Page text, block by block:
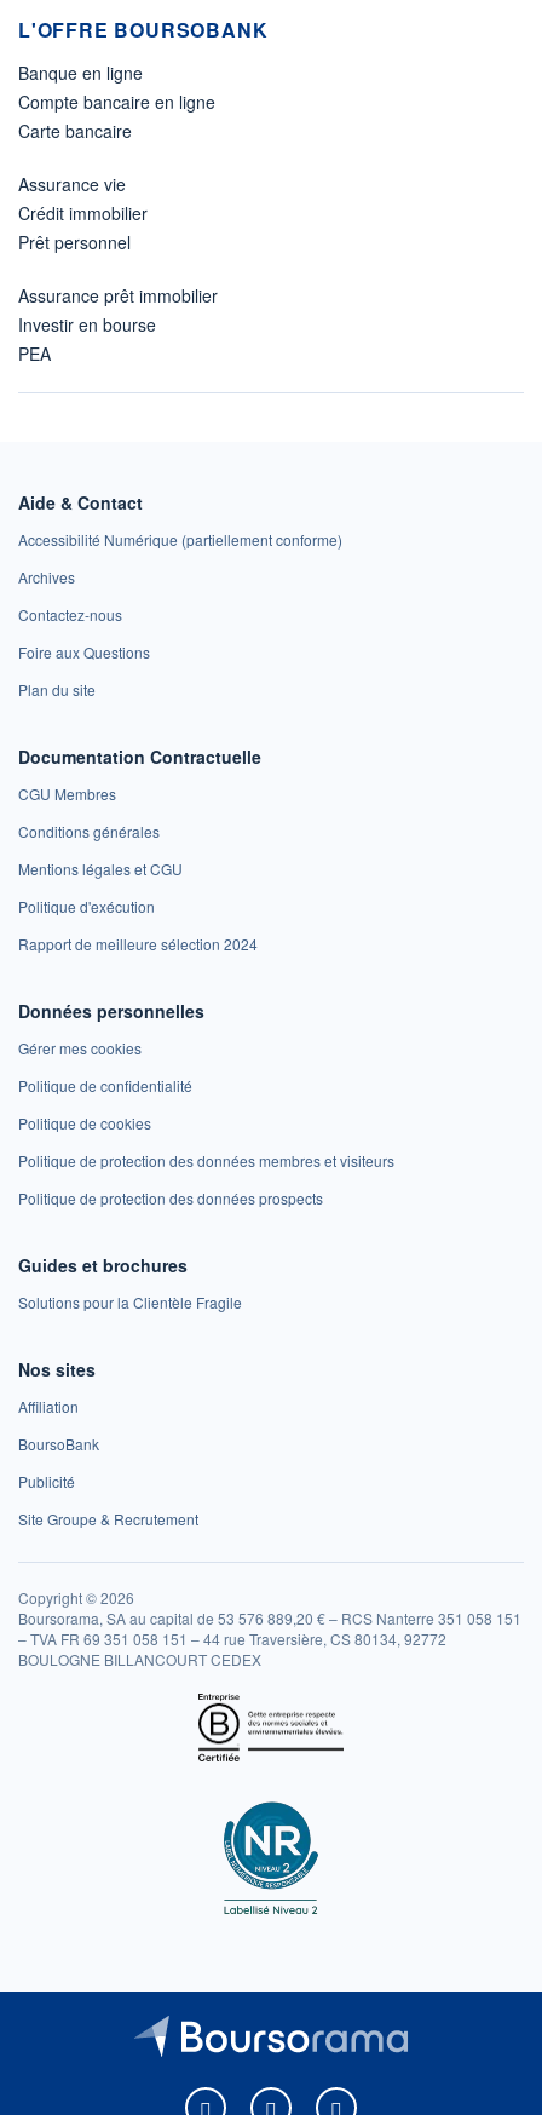
L'OFFRE BOURSOBANK
Banque en ligne
Compte bancaire en ligne
Carte bancaire
Assurance vie
Crédit immobilier
Prêt personnel
Assurance prêt immobilier
Investir en bourse
PEA
Aide & Contact
Accessibilité Numérique (partiellement conforme)
Archives
Contactez-nous
Foire aux Questions
Plan du site
Documentation Contractuelle
CGU Membres
Conditions générales
Mentions légales et CGU
Politique d'exécution
Rapport de meilleure sélection 2024
Données personnelles
Gérer mes cookies
Politique de confidentialité
Politique de cookies
Politique de protection des données membres et visiteurs
Politique de protection des données prospects
Guides et brochures
Solutions pour la Clientèle Fragile
Nos sites
Affiliation
BoursoBank
Publicité
Site Groupe & Recrutement
Copyright © 2026
Boursorama, SA au capital de 53 576 889,20 € – RCS Nanterre 351 058 151
– TVA FR 69 351 058 151 – 44 rue Traversière, CS 80134, 92772
BOULOGNE BILLANCOURT CEDEX
Boursorama sur Facebook
Boursorama sur XBoursorama sur